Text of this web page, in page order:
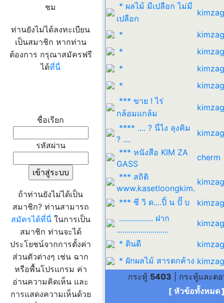
ชม
ท่านยังไม่ได้ลงทะเบียน
เป็นสมาชิก หากท่าน
ต้องการ กรุณาสมัครฟรี
ได้ที่นี่
ชื่อเรียก
รหัสผ่าน
ถ้าท่านยังไม่ได้เป็น
สมาชิก? ท่านสามารถ
สมัครได้ที่นี่ในการเป็น
สมาชิก ท่านจะได้
ประโยชน์จากการตั้งค่า
ส่วนตัวต่างๆ เช่น ฉาก
หรือพื้นโปรแกรม ค่า
อ่านความคิดเห็น และ
การแสดงความเห็นด้วย
* ผลไม้ มีเปลือก ไม่มี
เปลือก
*
*
*
*
*** ขาย ! ไร่
กล้อมแกล้ม
**** .... ? นี่ไง ลุงคิม
? ....
*** หนังสือ KIM ZA
GASS
cherm
*** สถิติ
www.kasetloongkim.
*** ซี วิ ด....ปิ้ น ปั๊ บ
................. ฝาก
..........................
* ดินดี
* ผักผลไม้ สารตกค้าง
กระทู้ 5403 | กระทู้และต
[ หัวข้อทั้งหมด